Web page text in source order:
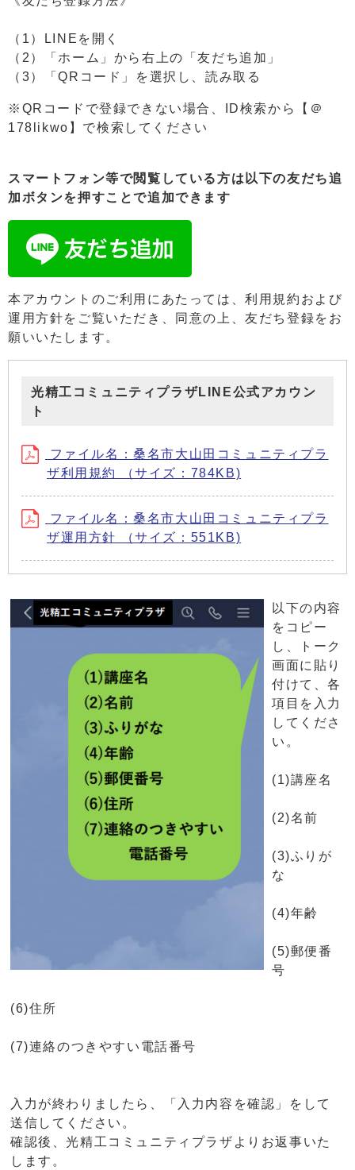
（1）LINEを開く
（2）「ホーム」から右上の「友だち追加」
（3）「QRコード」を選択し、読み取る
※QRコードで登録できない場合、ID検索から【＠
178likwo】で検索してください
スマートフォン等で閲覧している方は以下の友だち追
加ボタンを押すことで追加できます
本アカウントのご利用にあたっては、利用規約および
運用方針をご覧いただき、同意の上、友だち登録をお
願いいたします。
光精工コミュニティプラザLINE公式アカウン
ト
ファイル名：桑名市大山田コミュニティプラ
ザ利用規約 （サイズ：784KB)
ファイル名：桑名市大山田コミュニティプラ
ザ運用方針 （サイズ：551KB)
以下の内容
をコピー
し、トーク
画面に貼り
付けて、各
項目を入力
してくださ
い。
(1)講座名
(2)名前
(3)ふりが
な
(4)年齢
(5)郵便番
号
(6)住所
(7)連絡のつきやすい電話番号
入力が終わりましたら、「入力内容を確認」をして
送信してください。
確認後、光精工コミュニティプラザよりお返事いた
します。